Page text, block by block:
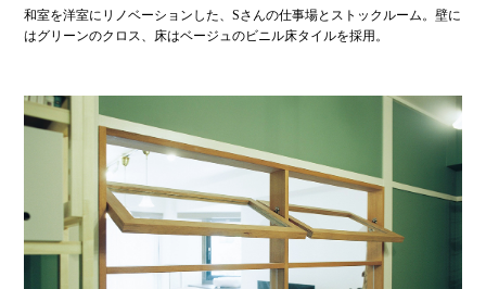
和室を洋室にリノベーションした、Sさんの仕事場とストックルーム。壁に
はグリーンのクロス、床はベージュのビニル床タイルを採用。